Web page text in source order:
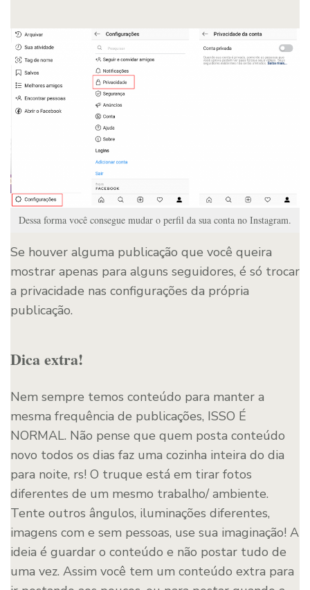
Dessa forma você consegue mudar o perfil da sua conta no Instagram.
Se houver alguma publicação que você queira
mostrar apenas para alguns seguidores, é só trocar
a privacidade nas configurações da própria
publicação.
Dica extra!
Nem sempre temos conteúdo para manter a
mesma frequência de publicações, ISSO É
NORMAL. Não pense que quem posta conteúdo
novo todos os dias faz uma cozinha inteira do dia
para noite, rs! O truque está em tirar fotos
diferentes de um mesmo trabalho/ ambiente.
Tente outros ângulos, iluminações diferentes,
imagens com e sem pessoas, use sua imaginação! A
ideia é guardar o conteúdo e não postar tudo de
uma vez. Assim você tem um conteúdo extra para